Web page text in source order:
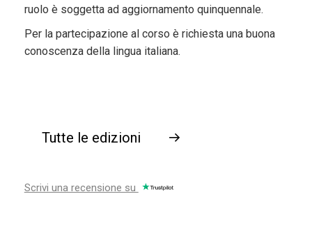
ruolo è soggetta ad aggiornamento quinquennale.
Per la partecipazione al corso è richiesta una buona
conoscenza della lingua italiana.
Tutte le edizioni →
Scrivi una recensione su